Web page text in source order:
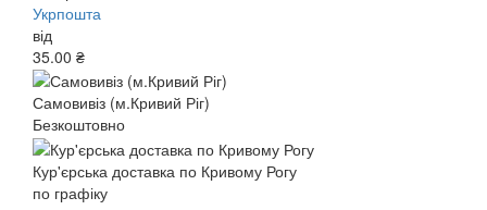
Укрпошта
від
35.00 ₴
Самовивіз (м.Кривий Ріг)
Безкоштовно
Кур'єрська доставка по Кривому Рогу
по графіку